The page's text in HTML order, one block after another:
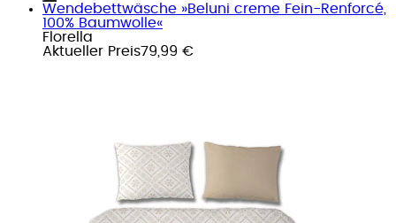
Wendebettwäsche »Beluni creme Fein-Renforcé,
100% Baumwolle«
Florella
Aktueller Preis79,99 €